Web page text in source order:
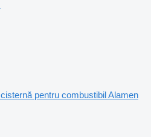
cisternă pentru combustibil Alamen